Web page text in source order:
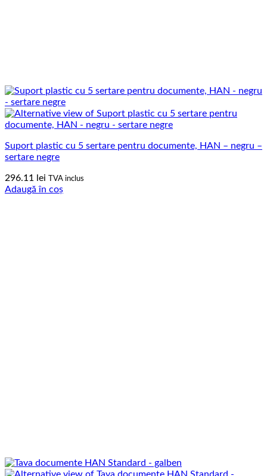
Suport plastic cu 5 sertare pentru documente, HAN – negru –
sertare negre
296.11 lei TVA inclus
Adaugă în coș